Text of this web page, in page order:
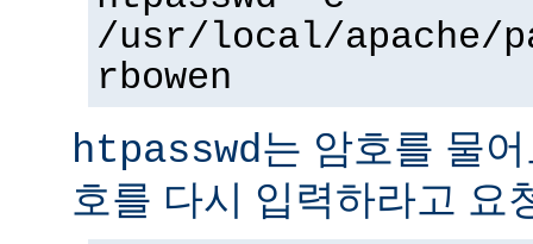
/usr/local/apache/
rbowen
htpasswd는 암호를 물
호를 다시 입력하라고 요